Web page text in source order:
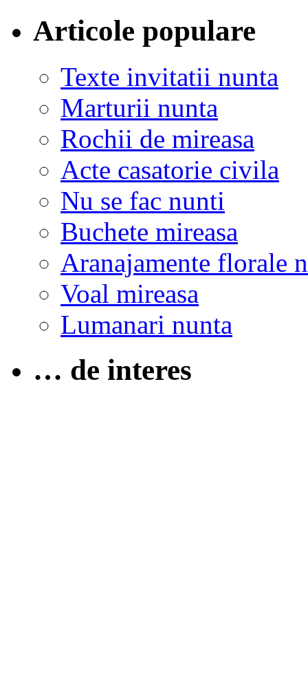
Articole populare
Texte invitatii nunta
Marturii nunta
Rochii de mireasa
Acte casatorie civila
Nu se fac nunti
Buchete mireasa
Aranajamente florale
Voal mireasa
Lumanari nunta
… de interes